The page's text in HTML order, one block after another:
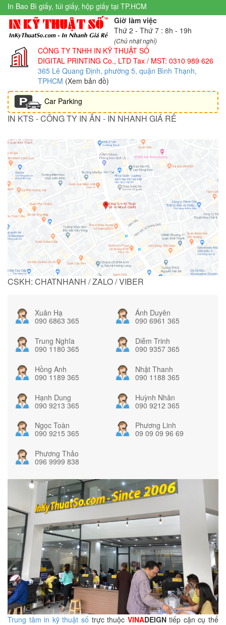
In Bao Bì giấy, túi giấy, hộp giấy tại TP.HCM
Giờ làm việc
Thứ 2 - Thứ 7 : 8h - 19h
(Chủ nhật nghỉ)
CÔNG TY TNHH IN KỸ THUẬT SỐ
DIGITAL PRINTING Co., LTD Tax / MST: 0310 989 626
365 Lê Quang Định, phường 5, quận Bình Thạnh,
TPHCM (Xem bản đồ)
Car Parking
IN KTS - CÔNG TY IN ẤN - IN NHANH GIÁ RẺ
CSKH: CHATNHANH / ZALO / VIBER
Xuân Hạ
090 6863 365
Ánh Duyên
090 6961 365
Trung Nghĩa
090 1180 365
Diễm Trinh
090 9357 365
Hồng Anh
090 1189 365
Nhật Thanh
090 1188 365
Hạnh Dung
090 9213 365
Huỳnh Nhân
090 9212 365
Ngọc Toàn
090 9215 365
Phương Linh
09 09 09 96 69
Phương Thảo
096 9999 838
Trung tâm in kỹ thuật số trực thuộc VINADEIGNtiếp cận cụ thể